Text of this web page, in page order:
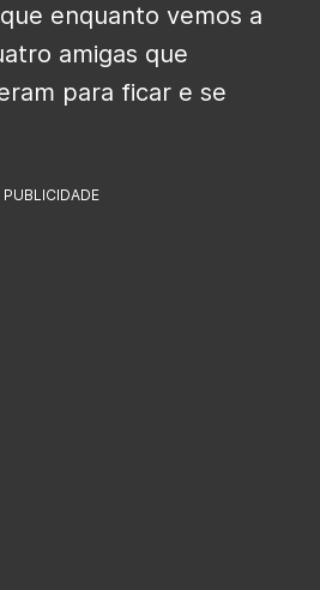
enquanto vemos a
amigas que
para ficar e se
PUBLICIDADE